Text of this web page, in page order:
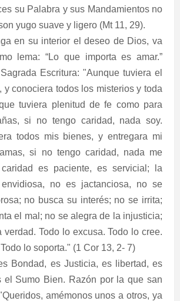
su Palabra y sus Mandamientos no
yugo suave y ligero (Mt 11, 29).
en su interior el deseo de Dios, va
lema: “Lo que importa es amar.”
Escritura: "Aunque tuviera el
y conociera todos los misterios y toda
tuviera plenitud de fe como para
si no tengo caridad, nada soy.
todos mis bienes, y entregara mi
si no tengo caridad, nada me
es paciente, es servicial; la
no es jactanciosa, no se
no busca su interés; no se irrita;
el mal; no se alegra de la injusticia;
verdad. Todo lo excusa. Todo lo cree.
lo soporta." (1 Cor 13, 2- 7)
Bondad, es Justicia, es libertad, es
el Sumo Bien. Razón por la que san
amémonos unos a otros, ya